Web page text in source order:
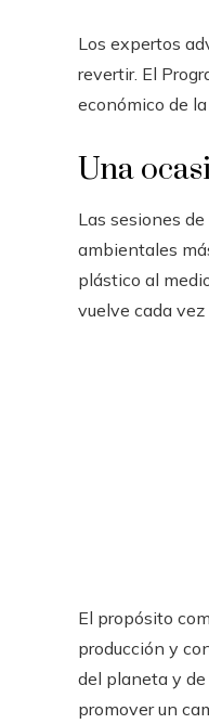
Los expertos
revertir. El
económico de
Una
Las sesiones
ambientales
plástico al
vuelve cada vez
El propósito
producción y
del planeta y
promover un